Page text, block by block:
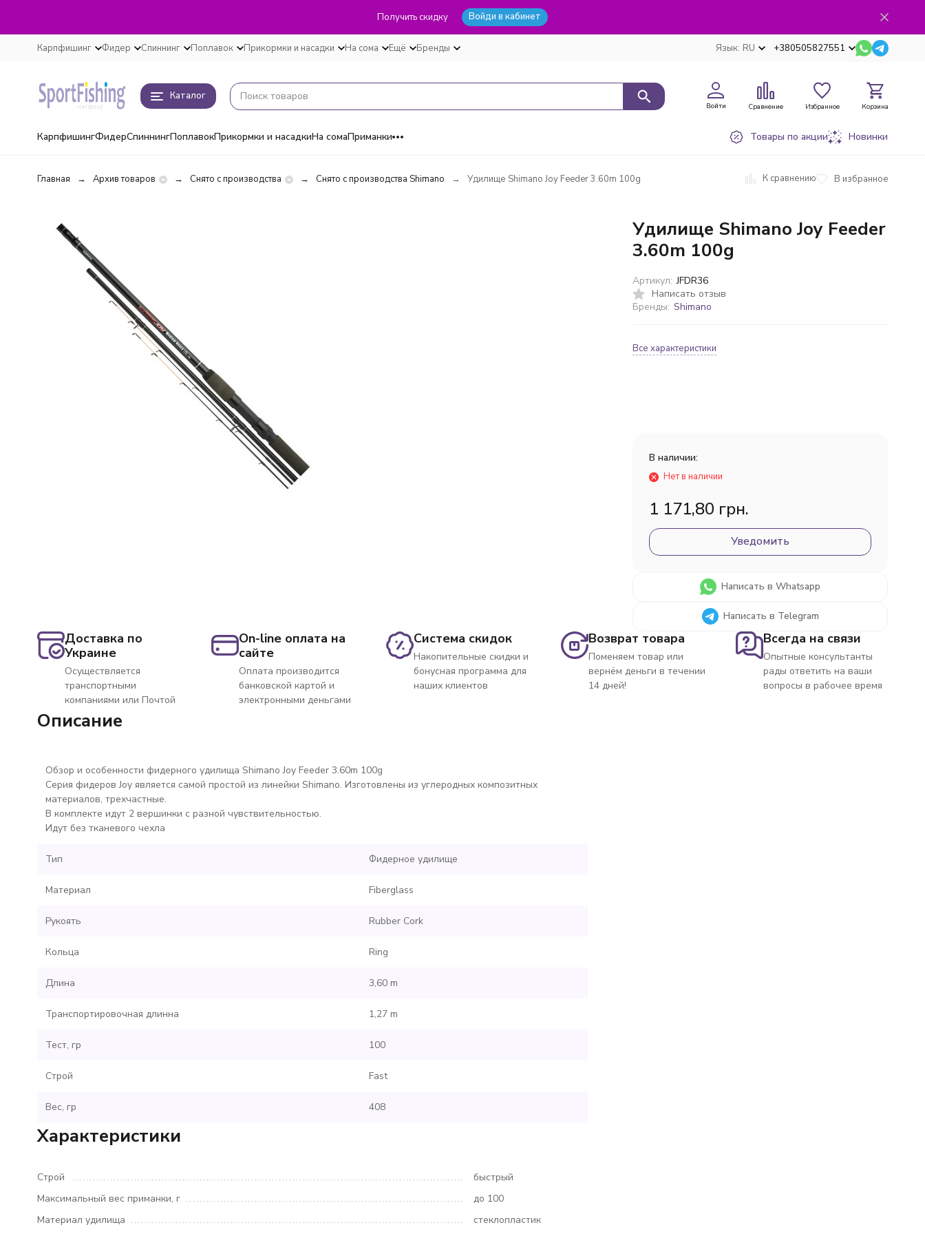
Получить скидку Войди в кабинет
Карпфишинг Фидер Спиннинг Поплавок Прикормки и насадки На сома Ещё Бренды Язык: RU +380505827551
Каталог
Войти Сравнение Избранное Корзина
КарпфишингФидерСпиннингПоплавокПрикормки и насадкиНа сомаПриманки Товары по акции Новинки
Главная Архив товаров Снято с производства Снято с производства Shimano Удилище Shimano Joy Feeder 3.60m 100g К сравнению В избранное
Удилище Shimano Joy Feeder
3.60m 100g
Написать отзыв
Бренды: Shimano
Артикул: JFDR36
Все характеристики
В наличии:
Нет в наличии
1 171,80 грн.
Уведомить
Написать в Whatsapp
Написать в Telegram
Доставка по
Украине
Осуществляется
транспортными
компаниями или Почтой
On-line оплата на
сайте
Оплата производится
банковской картой и
электронными деньгами
Система скидок
Накопительные скидки и
бонусная программа для
наших клиентов
Возврат товара
Поменяем товар или
вернём деньги в течении
14 дней!
Всегда на связи
Опытные консультанты
рады ответить на ваши
вопросы в рабочее время
Описание
Обзор и особенности фидерного удилища Shimano Joy Feeder 3.60m 100g
Серия фидеров Joy является самой простой из линейки Shimano. Изготовлены из углеродных композитных
материалов, трехчастные.
В комплекте идут 2 вершинки с разной чувствительностью.
Идут без тканевого чехла
Тип Фидерное удилище
Материал Fiberglass
Рукоять Rubber Cork
Кольца Ring
Длина 3,60 m
Транспортировочная длинна 1,27 m
Тест, гр 100
Строй Fast
Вес, гр 408
Характеристики
Строй
быстрый
Максимальный вес приманки, г
до 100
Материал удилища
стеклопластик